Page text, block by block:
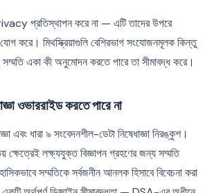
প্রতিস্থাপন করে না — এটি তাদের উপরে
যোগ করে। মিথস্ক্রিয়াগুলি বেশিরভাগ সংযোজনমূলক কিন্তু
সম্মতি একা কী অনুমোদন করতে পারে তা সীমাবদ্ধ করে।
ওভাররাইড করতে পারে না
এবং ধারা ৯ সংবেদনশীল-ডেটা নিষেধাজ্ঞা নিরঙ্কুশ।
ক্ষেত্রেই লক্ষ্যযুক্ত বিজ্ঞাপন গ্রহণের জন্য সম্মতি
সম্মতিকে সর্বজনীন আনলক হিসাবে বিবেচনা করা